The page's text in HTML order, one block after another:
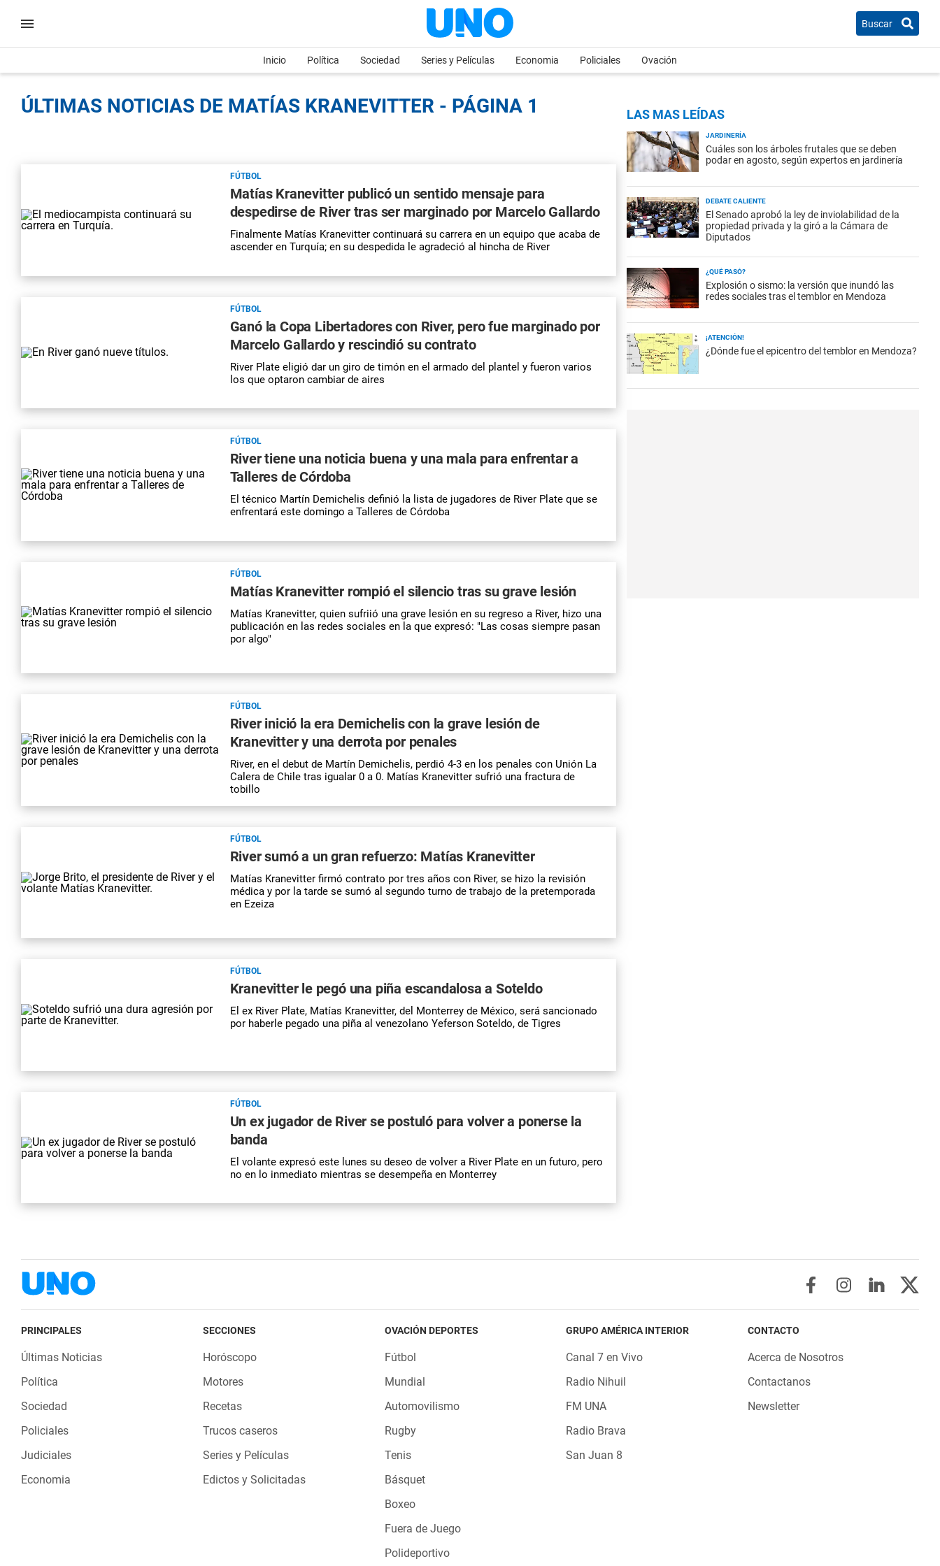
Buscar
Inicio Política Sociedad Series y Películas Economia Policiales Ovación
ÚLTIMAS NOTICIAS DE MATÍAS KRANEVITTER - PÁGINA 1
FÚTBOL
Matías Kranevitter publicó un sentido mensaje para
despedirse de River tras ser marginado por Marcelo Gallardo
Finalmente Matías Kranevitter continuará su carrera en un equipo que acaba de
ascender en Turquía; en su despedida le agradeció al hincha de River
FÚTBOL
Ganó la Copa Libertadores con River, pero fue marginado por
Marcelo Gallardo y rescindió su contrato
River Plate eligió dar un giro de timón en el armado del plantel y fueron varios
los que optaron cambiar de aires
FÚTBOL
River tiene una noticia buena y una mala para enfrentar a
Talleres de Córdoba
El técnico Martín Demichelis definió la lista de jugadores de River Plate que se
enfrentará este domingo a Talleres de Córdoba
FÚTBOL
Matías Kranevitter rompió el silencio tras su grave lesión
Matías Kranevitter, quien sufriió una grave lesión en su regreso a River, hizo una
publicación en las redes sociales en la que expresó: "Las cosas siempre pasan
por algo"
FÚTBOL
River inició la era Demichelis con la grave lesión de
Kranevitter y una derrota por penales
River, en el debut de Martín Demichelis, perdió 4-3 en los penales con Unión La
Calera de Chile tras igualar 0 a 0. Matías Kranevitter sufrió una fractura de
tobillo
FÚTBOL
River sumó a un gran refuerzo: Matías Kranevitter
Matías Kranevitter firmó contrato por tres años con River, se hizo la revisión
médica y por la tarde se sumó al segundo turno de trabajo de la pretemporada
en Ezeiza
FÚTBOL
Kranevitter le pegó una piña escandalosa a Soteldo
El ex River Plate, Matías Kranevitter, del Monterrey de México, será sancionado
por haberle pegado una piña al venezolano Yeferson Soteldo, de Tigres
FÚTBOL
Un ex jugador de River se postuló para volver a ponerse la
banda
El volante expresó este lunes su deseo de volver a River Plate en un futuro, pero
no en lo inmediato mientras se desempeña en Monterrey
LAS MAS LEÍDAS
JARDINERÍA
Cuáles son los árboles frutales que se deben
podar en agosto, según expertos en jardinería
DEBATE CALIENTE
El Senado aprobó la ley de inviolabilidad de la
propiedad privada y la giró a la Cámara de
Diputados
¿QUÉ PASÓ?
Explosión o sismo: la versión que inundó las
redes sociales tras el temblor en Mendoza
¡ATENCIÓN!
¿Dónde fue el epicentro del temblor en Mendoza?
PRINCIPALES
Últimas Noticias
Política
Sociedad
Policiales
Judiciales
Economia
SECCIONES
Horóscopo
Motores
Recetas
Trucos caseros
Series y Películas
Edictos y Solicitadas
OVACIÓN DEPORTES
Fútbol
Mundial
Automovilismo
Rugby
Tenis
Básquet
Boxeo
Fuera de Juego
Polideportivo
GRUPO AMÉRICA INTERIOR
Canal 7 en Vivo
Radio Nihuil
FM UNA
Radio Brava
San Juan 8
CONTACTO
Acerca de Nosotros
Contactanos
Newsletter